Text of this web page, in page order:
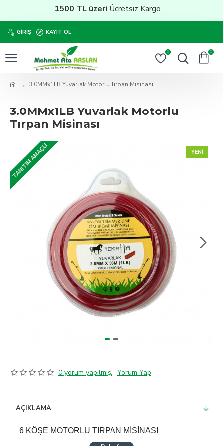
1500 TL üzeriÜcretsiz Kargo
GIRIŞ KAYIT OL
0 0
3.0MMx1LB Yuvarlak Motorlu Tırpan Misinası
3.0MMx1LB Yuvarlak Motorlu
Tırpan Misinası
YENI
TANITIM AMAÇLI
0 yorum yapılmış. -Yorum Yap
AÇIKLAMA
6 KÖŞE MOTORLU TIRPAN MİSİNASI